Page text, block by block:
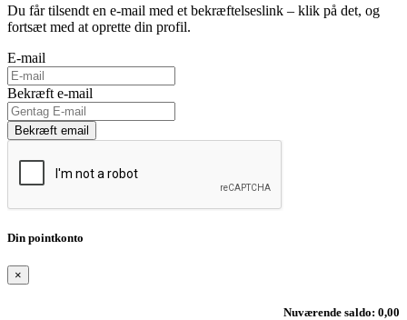
Du får tilsendt en e-mail med et bekræftelseslink – klik på det, og
fortsæt med at oprette din profil.
E-mail
Bekræft e-mail
Bekræft email
Din pointkonto
×
Nuværende saldo: 0,00